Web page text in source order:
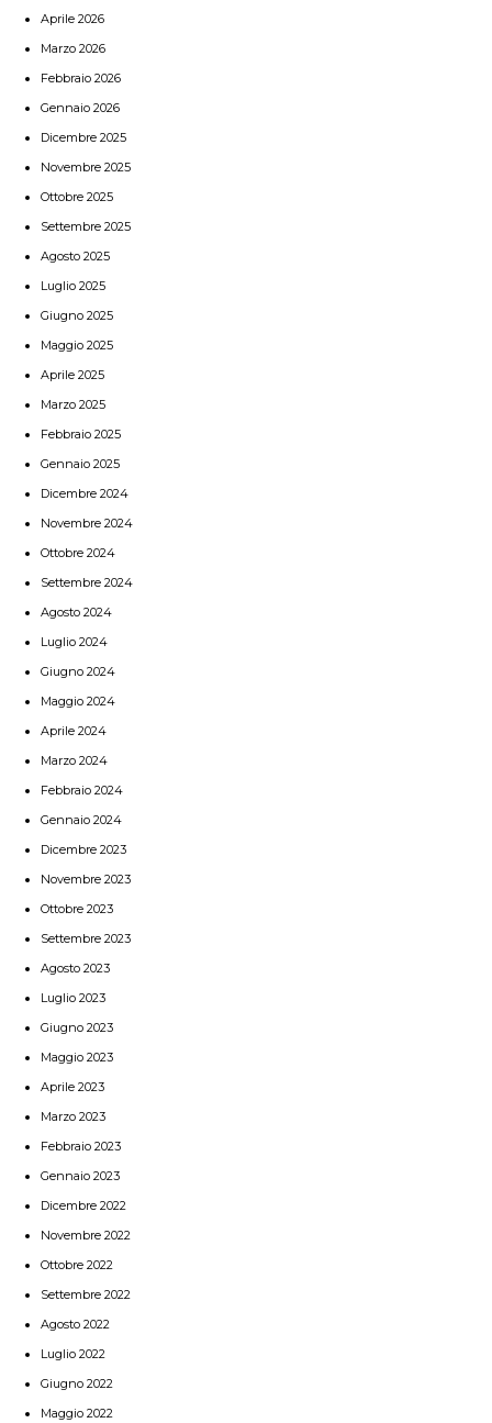
Aprile 2026
Marzo 2026
Febbraio 2026
Gennaio 2026
Dicembre 2025
Novembre 2025
Ottobre 2025
Settembre 2025
Agosto 2025
Luglio 2025
Giugno 2025
Maggio 2025
Aprile 2025
Marzo 2025
Febbraio 2025
Gennaio 2025
Dicembre 2024
Novembre 2024
Ottobre 2024
Settembre 2024
Agosto 2024
Luglio 2024
Giugno 2024
Maggio 2024
Aprile 2024
Marzo 2024
Febbraio 2024
Gennaio 2024
Dicembre 2023
Novembre 2023
Ottobre 2023
Settembre 2023
Agosto 2023
Luglio 2023
Giugno 2023
Maggio 2023
Aprile 2023
Marzo 2023
Febbraio 2023
Gennaio 2023
Dicembre 2022
Novembre 2022
Ottobre 2022
Settembre 2022
Agosto 2022
Luglio 2022
Giugno 2022
Maggio 2022